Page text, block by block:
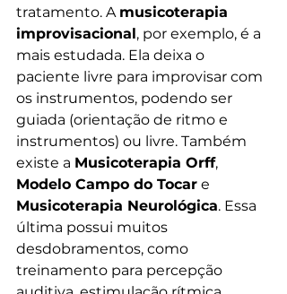
tratamento. A musicoterapia
improvisacional, por exemplo, é a
mais estudada. Ela deixa o
paciente livre para improvisar com
os instrumentos, podendo ser
guiada (orientação de ritmo e
instrumentos) ou livre. Também
existe a Musicoterapia Orff,
Modelo Campo do Tocar e
Musicoterapia Neurológica. Essa
última possui muitos
desdobramentos, como
treinamento para percepção